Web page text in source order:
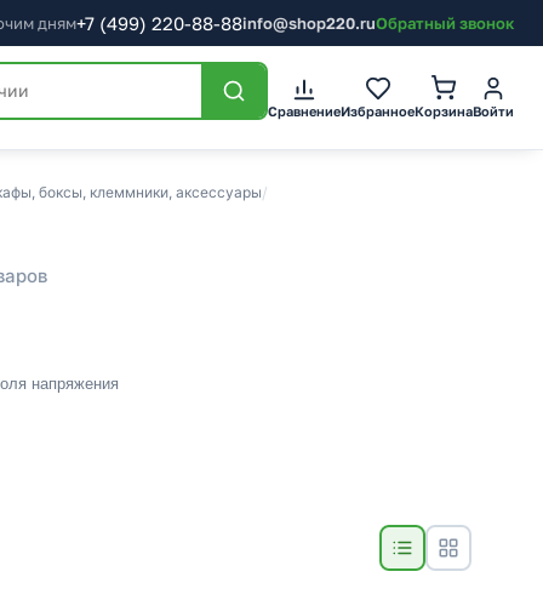
дням+7 (499) 220-88-88info@shop220.ruОбратный звонок
СравнениеИзбранноеКорзинаВойти
боксы, клеммники, аксессуары/
напряжения